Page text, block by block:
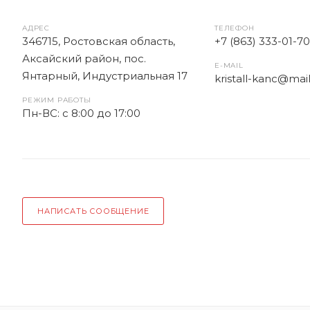
АДРЕС
346715, Ростовская область​,
Аксайский район, пос.
Янтарный, Индустриальная 17
РЕЖИМ РАБОТЫ
Пн-ВС: c 8:00 до 17:00
ТЕЛЕФОН
+7 (863) 333-01-70
E-MAIL
kristall-
НАПИСАТЬ СООБЩЕНИЕ